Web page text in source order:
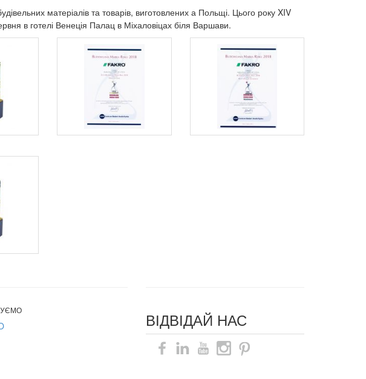
матеріалів та товарів, виготовлених а Польщі. Цього року XIV
в готелі Венеція Палац в Міхаловіцах біля Варшави.
ВІДВІДАЙ НАС